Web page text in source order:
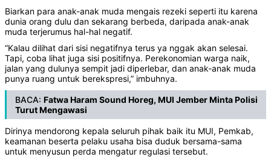
Biarkan para anak-anak muda mengais rezeki seperti itu karena
dunia orang dulu dan sekarang berbeda, daripada anak-anak
muda terjerumus hal-hal negatif.
“Kalau dilihat dari sisi negatifnya terus ya nggak akan selesai.
Tapi, coba lihat juga sisi positifnya. Perekonomian warga naik,
jalan yang dulunya sempit jadi diperlebar, dan anak-anak muda
punya ruang untuk berekspresi,” imbuhnya.
BACA: Fatwa Haram Sound Horeg, MUI Jember Minta Polisi
Turut Mengawasi
Dirinya mendorong kepala seluruh pihak baik itu MUI, Pemkab,
keamanan beserta pelaku usaha bisa duduk bersama-sama
untuk menyusun perda mengatur regulasi tersebut.